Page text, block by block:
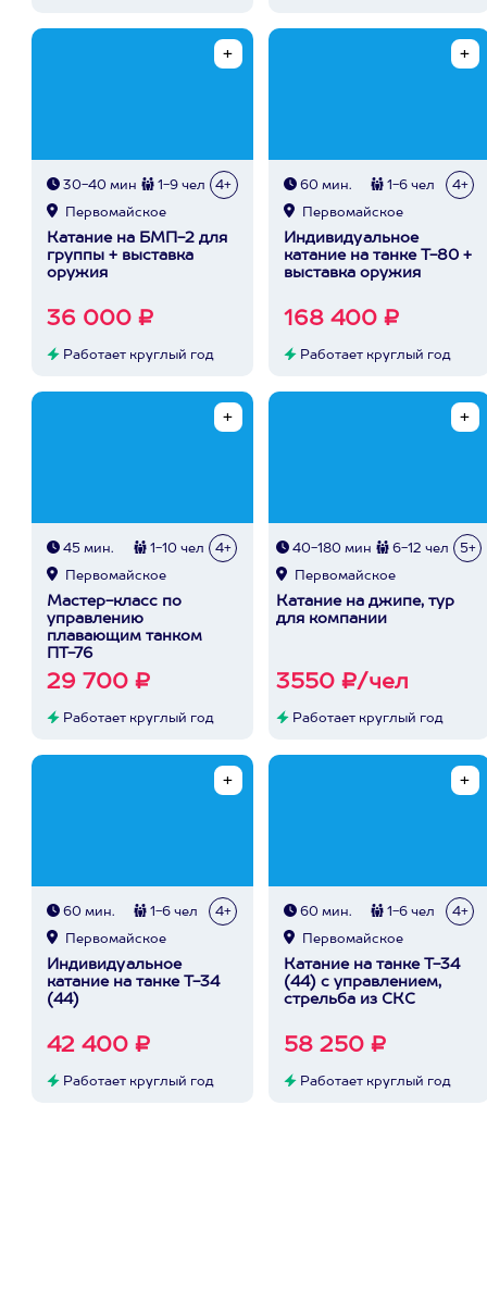
30-40 мин 1-9 чел 4+
Первомайское
Катание на БМП-2 для
группы + выставка
оружия
36 000 ₽
Работает круглый год
60 мин. 1-6 чел 4+
Первомайское
Индивидуальное
катание на танке Т-80 +
выставка оружия
168 400 ₽
Работает круглый год
45 мин. 1-10 чел 4+
Первомайское
Мастер-класс по
управлению
плавающим танком
ПТ-76
29 700 ₽
Работает круглый год
40-180 мин 6-12 чел 5+
Первомайское
Катание на джипе, тур
для компании
3550 ₽/чел
Работает круглый год
60 мин. 1-6 чел 4+
Первомайское
Индивидуальное
катание на танке Т-34
(44)
42 400 ₽
Работает круглый год
60 мин. 1-6 чел 4+
Первомайское
Катание на танке Т-34
(44) с управлением,
стрельба из СКС
58 250 ₽
Работает круглый год